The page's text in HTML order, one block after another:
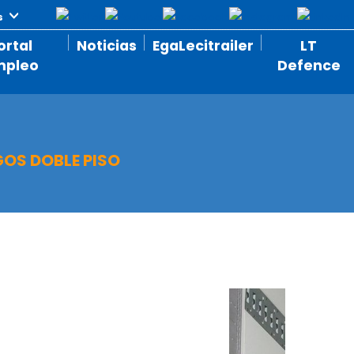
Noticias EgaLecitrailer
LT
Defence
DOBLE PISO